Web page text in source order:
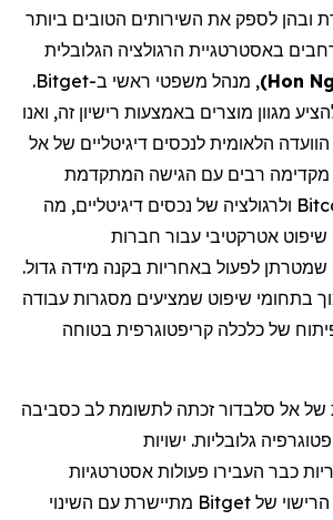
ובהן לספק את השירותים הטובים ביותר
באסטרטגיית הרגולציה הגלובלית
Hon Ng
), מנהל משפטי ראשי ב-Bitget
.
מגוון מוצרים באמצעות רישיון זה, ואנו
הלאומית לנכסים דיגיטליים של אל
מקדימה רבים עם הגישה המתקדמת
ולרגולציה של נכסים דיגיטליים, מה
אטרקטיבי עבור חברות
שמטרתן לפעול באחריות בקנה מידה גדול.
בתחומי שיפוט שמציעים מסגרות עבודה
של כלכלה קריפטוגרפית בטוחה
של אל סלבדור זכתה לתשומת לב כסביבה
גלובליות. ישויות
כבר העבירו פעולות אסטרטגיות
של Bitget מתיישרת עם השינוי